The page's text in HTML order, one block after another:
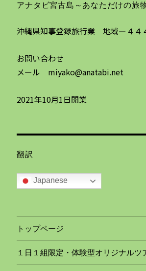
アナタビ宮古島～あなただけの旅
沖縄県知事登録旅行業 地域ー４４
お問い合わせ
メール miyako@anatabi.net
2021年10月1日開業
翻訳
Japanese
トップページ
１日１組限定・体験型オリジナルツ